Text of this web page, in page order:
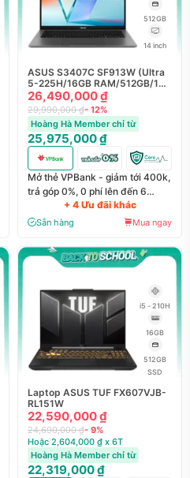
512GB
14 inch
ASUS S3407C SF913W (Ultra
5-225H/16GB RAM/512GB/14
inch/Win11/Xám)
26,490,000 ₫
29,990,000 ₫- 12%
Hoàng Hà Member chỉ từ
25,975,000 ₫
Mở thẻ VPBank - giảm tới 400k,
trả góp 0%, 0 phí lên đến 6
+ 4 Ưu đãi khác
Sẵn hàng Mua ngay
i5 - 210H
16GB
512GB
SSD
Laptop ASUS TUF FX607VJB-
RL151W
22,590,000 ₫
24,690,000 ₫- 9%
Hoặc 2,604,000 ₫ x 6T
Hoàng Hà Member chỉ từ
22,319,000 ₫